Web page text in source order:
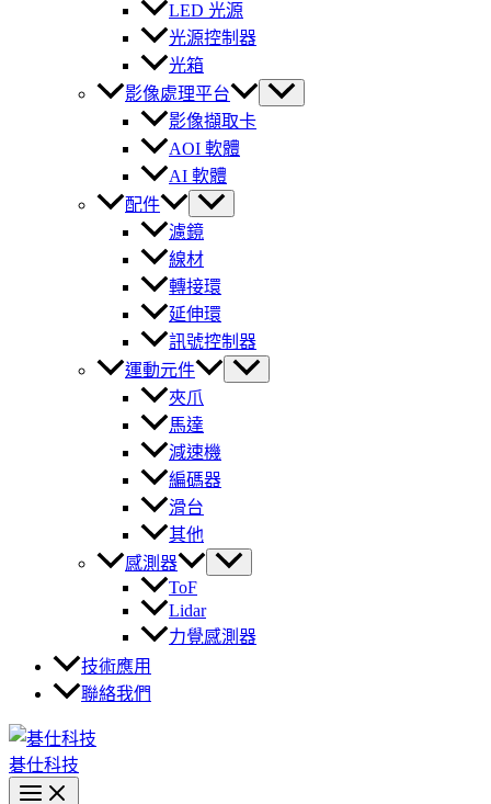
LED 光源
光源控制器
光箱
影像處理平台
影像擷取卡
AOI 軟體
AI 軟體
配件
濾鏡
線材
轉接環
延伸環
訊號控制器
運動元件
夾爪
馬達
減速機
編碼器
滑台
其他
感測器
ToF
Lidar
力覺感測器
技術應用
聯絡我們
碁仕科技